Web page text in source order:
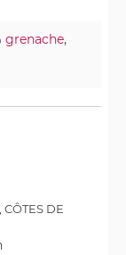
grenache,
, CÔTES DE